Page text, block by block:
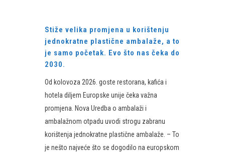
Stiže velika promjena u korištenju
jednokratne plastične ambalaže, a to
je samo početak. Evo što nas čeka do
2030.
Od kolovoza 2026. goste restorana, kafića i
hotela diljem Europske unije čeka važna
promjena. Nova Uredba o ambalaži i
ambalažnom otpadu uvodi strogu zabranu
korištenja jednokratne plastične ambalaže. – To
je nešto najveće što se dogodilo na europskom